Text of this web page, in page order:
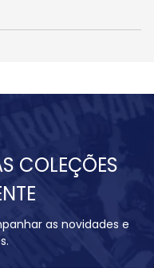
COLEÇÕES
as novidades e